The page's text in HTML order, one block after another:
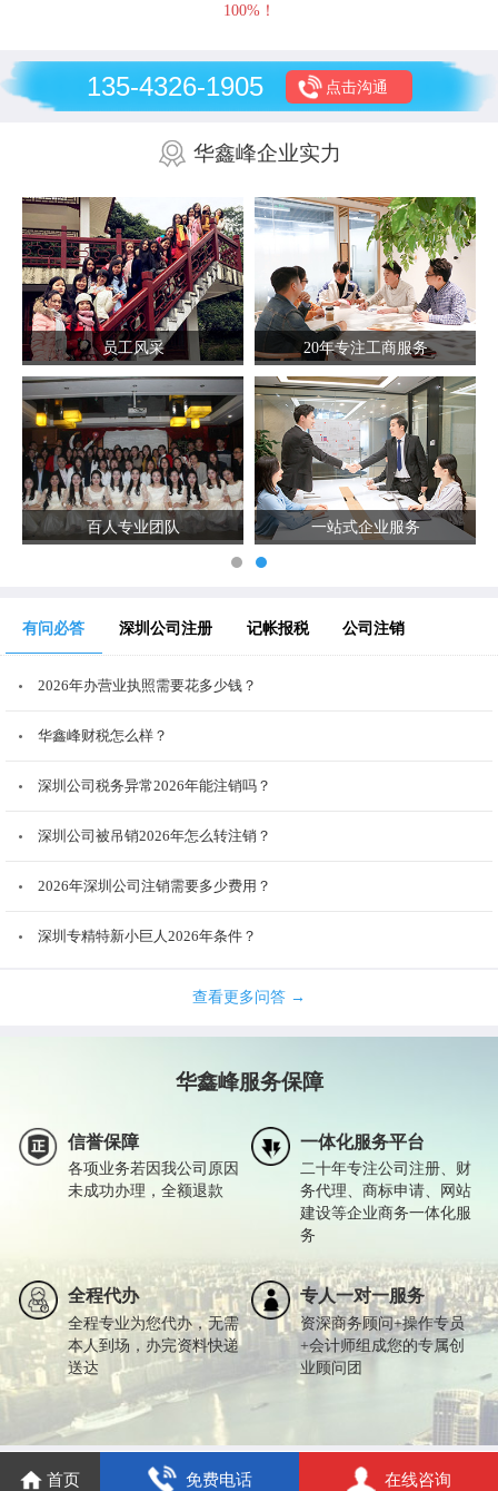
100%！
135-4326-1905 点击沟通
华鑫峰企业实力
员工风采 20年专注工商服务
百人专业团队 一站式企业服务
有问必答 深圳公司注册 记帐报税 公司注销
2026年办营业执照需要花多少钱？
华鑫峰财税怎么样？
深圳公司税务异常2026年能注销吗？
深圳公司被吊销2026年怎么转注销？
2026年深圳公司注销需要多少费用？
深圳专精特新小巨人2026年条件？
查看更多问答 →
华鑫峰服务保障
信誉保障
各项业务若因我公司原因
未成功办理，全额退款
一体化服务平台
二十年专注公司注册、财
务代理、商标申请、网站
建设等企业商务一体化服
务
全程代办
全程专业为您代办，无需
本人到场，办完资料快递
送达
专人一对一服务
资深商务顾问+操作专员
+会计师组成您的专属创
业顾问团
首页 免费电话 在线咨询